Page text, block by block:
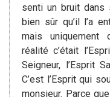
senti un bruit dans
bien sûr qu’il l’a
mais uniquement
réalité c’était
Seigneur, l’Esprit
C’est l’Esprit qui
monsieur. Parce